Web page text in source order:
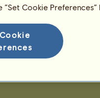
“Set Cookie